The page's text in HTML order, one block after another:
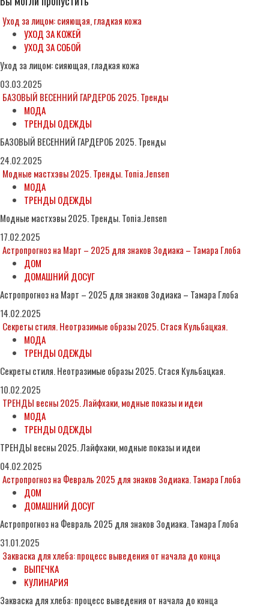
Уход за лицом: сияющая, гладкая кожа
УХОД ЗА КОЖЕЙ
УХОД ЗА СОБОЙ
Уход за лицом: сияющая, гладкая кожа
03.03.2025
БАЗОВЫЙ ВЕСЕННИЙ ГАРДЕРОБ 2025. Тренды
МОДА
ТРЕНДЫ ОДЕЖДЫ
БАЗОВЫЙ ВЕСЕННИЙ ГАРДЕРОБ 2025. Тренды
24.02.2025
Модные мастхэвы 2025. Тренды. Tonia.Jensen
МОДА
ТРЕНДЫ ОДЕЖДЫ
Модные мастхэвы 2025. Тренды. Tonia.Jensen
17.02.2025
Астропрогноз на Март – 2025 для знаков Зодиака – Тамара Глоба
ДОМ
ДОМАШНИЙ ДОСУГ
Астропрогноз на Март – 2025 для знаков Зодиака – Тамара Глоба
14.02.2025
Секреты стиля. Неотразимые образы 2025. Стася Кульбацкая.
МОДА
ТРЕНДЫ ОДЕЖДЫ
Секреты стиля. Неотразимые образы 2025. Стася Кульбацкая.
10.02.2025
ТРЕНДЫ весны 2025. Лайфхаки, модные показы и идеи
МОДА
ТРЕНДЫ ОДЕЖДЫ
ТРЕНДЫ весны 2025. Лайфхаки, модные показы и идеи
04.02.2025
Астропрогноз на Февраль 2025 для знаков Зодиака. Тамара Глоба
ДОМ
ДОМАШНИЙ ДОСУГ
Астропрогноз на Февраль 2025 для знаков Зодиака. Тамара Глоба
31.01.2025
Закваска для хлеба: процесс выведения от начала до конца
ВЫПЕЧКА
КУЛИНАРИЯ
Закваска для хлеба: процесс выведения от начала до конца